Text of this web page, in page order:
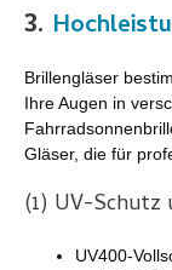
3.
Brillengläser
Ihre Augen in
Gläser, die für
(1) UV-Schutz
UV400-